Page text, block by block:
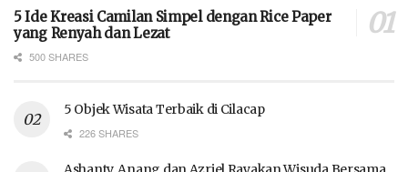
5 Ide Kreasi Camilan Simpel dengan Rice Paper
yang Renyah dan Lezat
500 SHARES
5 Objek Wisata Terbaik di Cilacap
226 SHARES